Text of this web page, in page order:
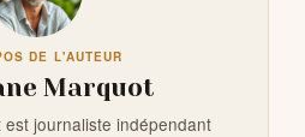
DE L'AUTEUR
Marquot
journaliste indépendant